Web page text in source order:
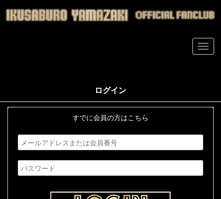
ログイン
すでに会員の方はこちら